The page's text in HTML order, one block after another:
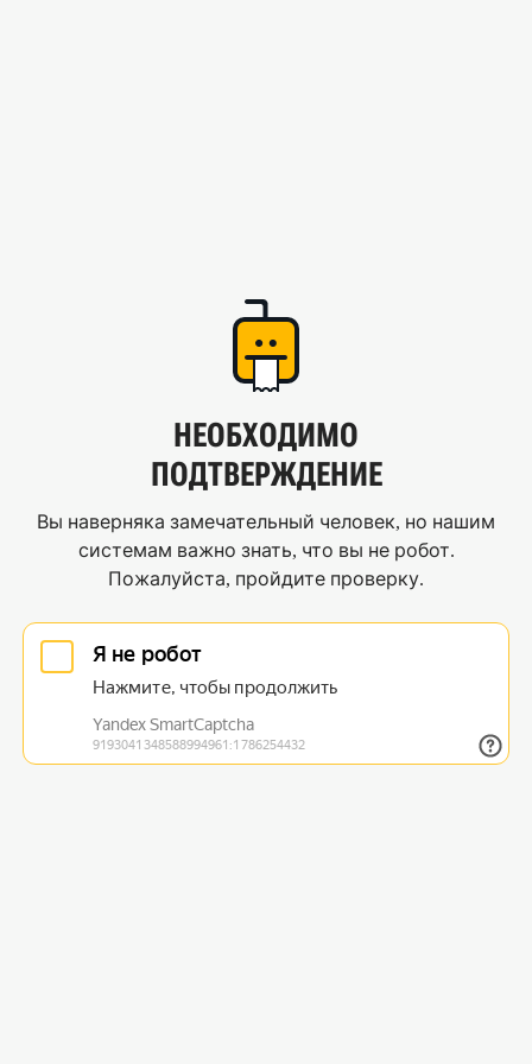
НЕОБХОДИМО
ПОДТВЕРЖДЕНИЕ
Вы наверняка замечательный человек, но нашим
системам важно знать, что вы не робот.
Пожалуйста, пройдите проверку.